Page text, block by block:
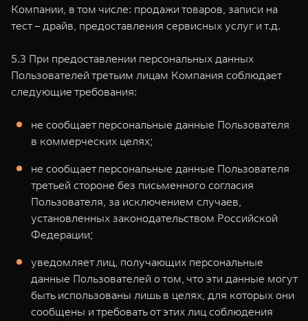
Компании, в том числе: продажи товаров, записи на
тест – драйв, предоставления сервисных услуг и т.д.
5.3 При предоставлении персональных данных
Пользователей третьим лицам Компания соблюдает
следующие требования:
не сообщает персональные данные Пользователя
в коммерческих целях;
не сообщает персональные данные Пользователя
третьей стороне без письменного согласия
Пользователя, за исключением случаев,
установленных законодательством Российской
Федерации;
уведомляет лиц, получающих персональные
данные Пользователей о том, что эти данные могут
быть использованы лишь в целях, для которых они
сообщены и требовать от этих лиц соблюдения